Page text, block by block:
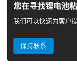
您在寻找锂电池
我们可以快速为客户
保持联系